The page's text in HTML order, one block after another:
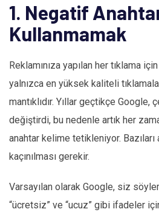
1. Negatif
Kullanmamak
Reklamınıza yapılan her tıklama
yalnızca en yüksek kaliteli
mantıklıdır. Yıllar geçtikçe
değiştirdi, bu nedenle artık her
anahtar kelime tetikleniyor.
kaçınılması gerekir.
Varsayılan olarak Google, siz
“ücretsiz” ve “ucuz” gibi ifadeler